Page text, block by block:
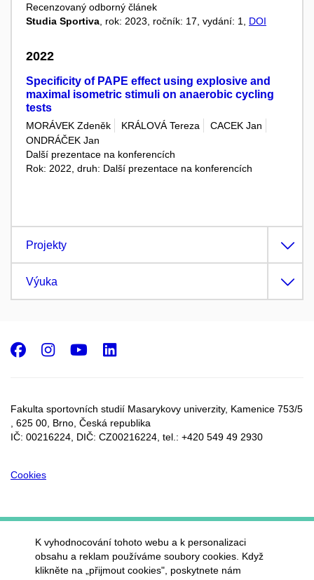
Recenzovaný odborný článek
Studia Sportiva, rok: 2023, ročník: 17, vydání: 1, DOI
2022
Specificity of PAPE effect using explosive and
maximal isometric stimuli on anaerobic cycling
tests
MORÁVEK Zdeněk KRÁLOVÁ Tereza
CACEK Jan
ONDRÁČEK Jan
Další prezentace na konferencích
Rok: 2022, druh: Další prezentace na konferencích
Projekty
Výuka
Fakulta sportovních studií Masarykovy univerzity, Kamenice 753/5​
, 625 00, Brno, Česká republika
IČ: 00216224, DIČ: CZ00216224, tel.: +420 549 49 2930
Cookies
Facebook
Instagram
Youtube
K vyhodnocování tohoto webu a k personalizaci
obsahu a reklam používáme soubory cookies. Když
klikněte na „přijmout cookies", poskytnete nám